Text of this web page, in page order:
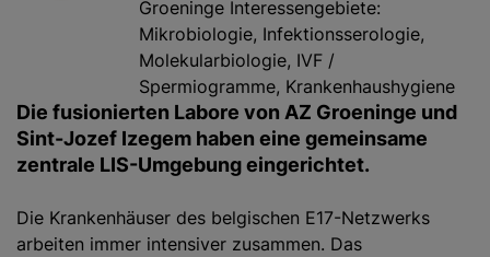
Groeninge Interessengebiete:
Mikrobiologie, Infektionsserologie,
Molekularbiologie, IVF /
Spermiogramme, Krankenhaushygiene
Die fusionierten Labore von AZ Groeninge und
Sint-Jozef Izegem haben eine gemeinsame
zentrale LIS-Umgebung eingerichtet.
Die Krankenhäuser des belgischen E17-Netzwerks
arbeiten immer intensiver zusammen. Das